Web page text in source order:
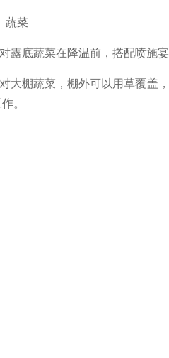
蔬菜
露底蔬菜在降温前，搭配喷施
大棚蔬菜，棚外可以用草覆盖
。